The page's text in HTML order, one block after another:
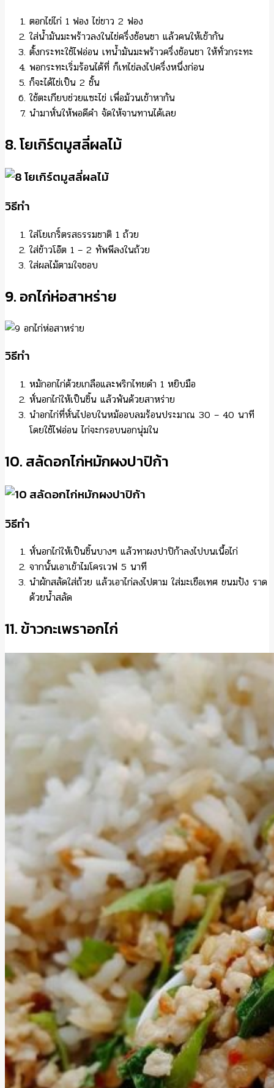
ตอกไข่ไก่ 1 ฟอง ไข่ขาว 2 ฟอง
ใส่น้ำมันมะพร้าวลงในไข่ครึ่งช้อนชา แล้วคนให้เข้ากัน
ตั้งกระทะใช้ไฟอ่อน เทน้ำมันมะพร้าวครึ่งช้อนชา ให้ทั่วกระทะ
พอกระทะเริ่มร้อนได้ที่ ก็เทไข่ลงไปครึ่งหนึ่งก่อน
ก็จะได้ไข่เป็น 2 ชั้น
ใช้ตะเกียบช่วยแซะไข่ เพื่อม้วนเข้าหากัน
นำมาหั่นให้พอดีคำ จัดให้จานทานได้เลย
8. โยเกิร์ตมูสลี่ผลไม้
วิธีทำ
ใส่โยเกริ์ตรสธรรมชาติ 1 ถ้วย
ใส่ข้าวโอ๊ต 1 – 2 ทัพพีลงในถ้วย
ใส่ผลไม้ตามใจชอบ
9. อกไก่ห่อสาหร่าย
วิธีทำ
หมักอกไก่ด้วยเกลือและพริกไทยดำ 1 หยิบมือ
หั่นอกไก่ให้เป็นชิ้น แล้วพันด้วยสาหร่าย
นำอกไก่ที่หั่นไปอบในหม้ออบลมร้อนประมาณ 30 – 40 นาที
โดยใช้ไฟอ่อน ไก่จะกรอบนอกนุ่มใน
10. สลัดอกไก่หมักผงปาปิก้า
วิธีทำ
หั่นอกไก่ให้เป็นชิ้นบางๆ แล้วทาผงปาปิก้าลงไปบนเนื้อไก่
จากนั้นเอาเข้าไมโครเวฟ 5 นาที
นำผักสลัดใส่ถ้วย แล้วเอาไก่ลงไปตาม ใส่มะเขือเทศ ขนมปัง ราด
ด้วยน้ำสลัด
11. ข้าวกะเพราอกไก่